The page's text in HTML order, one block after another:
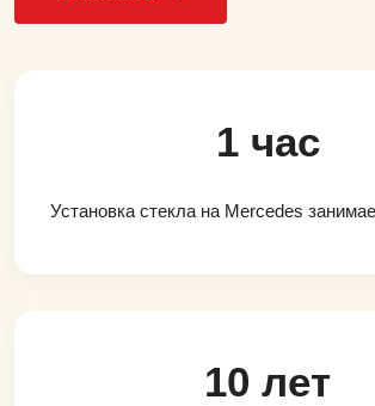
1 час
Установка стекла на Mercedes
10 лет